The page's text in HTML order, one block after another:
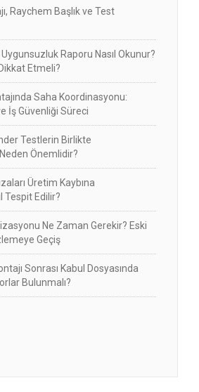
Raychem Başlık ve Test
Raporu Nasıl Okunur?
Etmeli?
Saha Koordinasyonu:
İş Güvenliği Süreci
Testlerin Birlikte
Önemlidir?
Üretim Kaybına
Tespit Edilir?
Ne Zaman Gerekir? Eski
Geçiş
Sonrası Kabul Dosyasında
Bulunmalı?